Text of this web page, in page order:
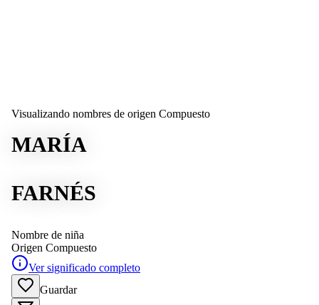
Visualizando nombres de origen Compuesto
MARÍA
FARNÉS
Nombre de niña
Origen Compuesto
Ver significado completo
Guardar